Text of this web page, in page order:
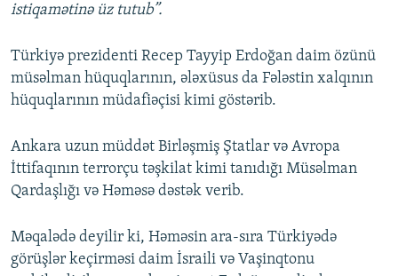
istiqamətinə üz tutub”.
Türkiyə prezidenti Recep Tayyip Erdoğan daim özünü
müsəlman hüquqlarının, ələxüsus da Fələstin xalqının
hüquqlarının müdafiəçisi kimi göstərib.
Ankara uzun müddət Birləşmiş Ştatlar və Avropa
İttifaqının terrorçu təşkilat kimi tanıdığı Müsəlman
Qardaşlığı və Həməsə dəstək verib.
Məqalədə deyilir ki, Həməsin ara-sıra Türkiyədə
görüşlər keçirməsi daim İsraili və Vaşinqtonu